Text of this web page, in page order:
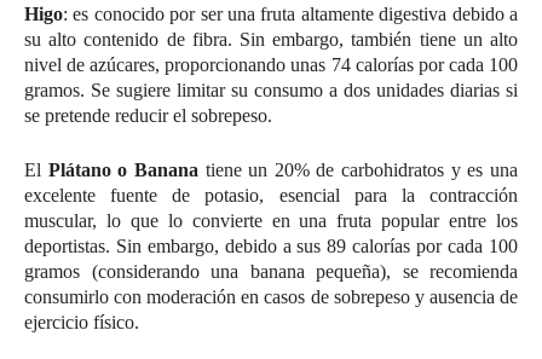
Higo: es conocido por ser una fruta altamente digestiva debido a
su alto contenido de fibra. Sin embargo, también tiene un alto
nivel de azúcares, proporcionando unas 74 calorías por cada 100
gramos. Se sugiere limitar su consumo a dos unidades diarias si
se pretende reducir el sobrepeso.
El Plátano o Banana tiene un 20% de carbohidratos y es una
excelente fuente de potasio, esencial para la contracción
muscular, lo que lo convierte en una fruta popular entre los
deportistas. Sin embargo, debido a sus 89 calorías por cada 100
gramos (considerando una banana pequeña), se recomienda
consumirlo con moderación en casos de sobrepeso y ausencia de
ejercicio físico.